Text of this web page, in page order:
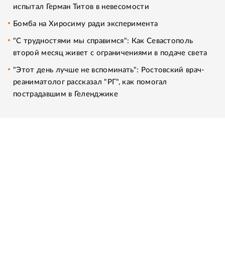
испытал Герман Титов в невесомости
Бомба на Хиросиму ради эксперимента
"С трудностями мы справимся": Как Севастополь
второй месяц живет с ограничениями в подаче света
"Этот день лучше не вспоминать": Ростовский врач-
реаниматолог рассказал "РГ", как помогал
пострадавшим в Геленджике